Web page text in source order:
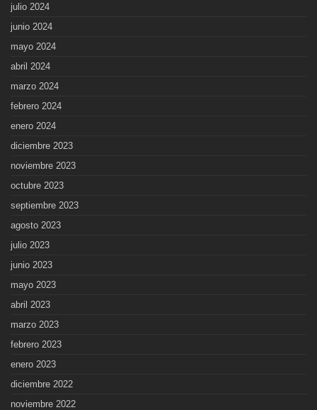
julio 2024
junio 2024
mayo 2024
abril 2024
marzo 2024
febrero 2024
enero 2024
diciembre 2023
noviembre 2023
octubre 2023
septiembre 2023
agosto 2023
julio 2023
junio 2023
mayo 2023
abril 2023
marzo 2023
febrero 2023
enero 2023
diciembre 2022
noviembre 2022